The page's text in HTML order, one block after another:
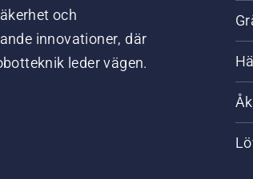
och
innovationer, där
leder vägen.